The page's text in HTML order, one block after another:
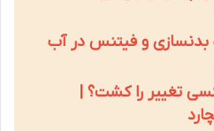
بدنسازی و فیتنس در آب
تغییر را کشت؟ |